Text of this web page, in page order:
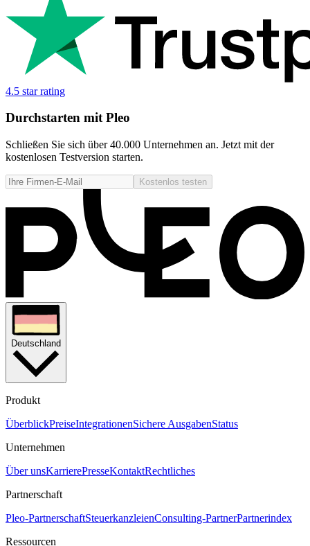
4.5 star rating
Durchstarten mit Pleo
Schließen Sie sich über 40.000 Unternehmen an. Jetzt mit der
kostenlosen Testversion starten.
Kostenlos testen
Deutschland
Produkt
ÜberblickPreiseIntegrationenSichere AusgabenStatus
Unternehmen
Über unsKarrierePresseKontaktRechtliches
Partnerschaft
Pleo-PartnerschaftSteuerkanzleienConsulting-PartnerPartnerindex
Ressourcen